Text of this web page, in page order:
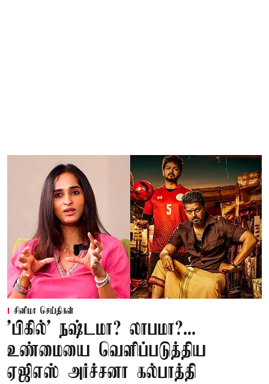
சினிமா செய்திகள்
'பிகில்' நஷ்டமா? லாபமா?...
உண்மையை வெளிப்படுத்திய
ஏஜிஎஸ் அர்ச்சனா கல்பாத்தி